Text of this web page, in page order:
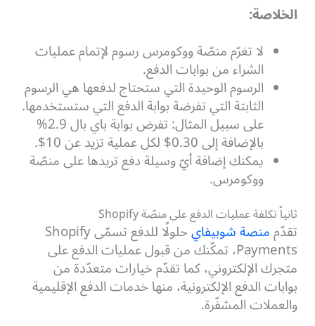
الخلاصة:
لا تغرّم منصّة ووكومرس رسوم لإتمام عمليات
الشراء من بوابات الدفع.
الرسوم الوحيدة التي ستحتاج لدفعها هي الرسوم
الثابتة التي تفرضة بوابة الدفع التي ستستخدمها.
على سبيل المثال: تفرض بوابة باي بال 2.9%
بالإضافة إلى 0.30$ لكل عملية تزيد عن 10$.
يمكنك إضافة أيّ وسيلة دفع تريدها على منصّة
ووكومرس.
ثانياً تكلفة عمليات الدفع على منصّة Shopify
تقدّممنصة شوبيفاي حلولًا للدفع تسمّى Shopify
Payments، تمكّنك من قبول عمليات الدفع على
متجرك الإلكتروني، كما تقدّم خيارات متعدّدة من
بوابات الدفع الإلكترونية، منها خدمات الدفع الإقليمية
والعملات المشفّرة.